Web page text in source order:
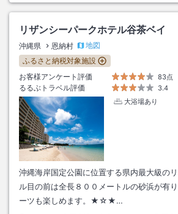
リザンシーパークホテル谷茶ベイ
沖縄県 恩納村
地図
ふるさと納税対象施設
お客様アンケート評価
83点
るるぶトラベル評価
3.4
大浴場あり
沖縄海岸国定公園に位置する県内最大級の
ル目の前は全長８００メートルの砂浜が有
ーツも楽しめます。★☆★…